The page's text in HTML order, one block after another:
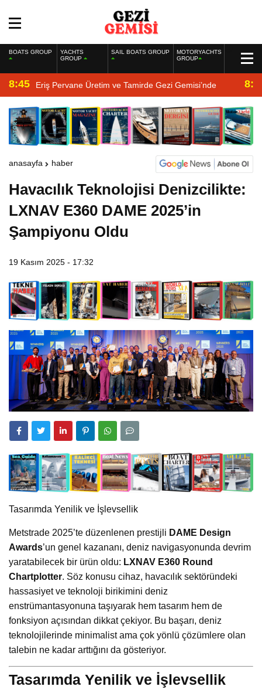
BOATS GROUP
YACHTS
GROUP
SAIL BOATS GROUP
MOTORYACHTS
GROUP
8:45 Eriş Pervane Üretim ve Tamirde Gezi Gemisi’nde
anasayfa haber
Havacılık Teknolojisi Denizcilikte:
LXNAV E360 DAME 2025’in
Şampiyonu Oldu
19 Kasım 2025 - 17:32
Tasarımda Yenilik ve İşlevsellik
Metstrade 2025’te düzenlenen prestijli DAME Design
Awards’un genel kazananı, deniz navigasyonunda devrim
yaratabilecek bir ürün oldu: LXNAV E360 Round
Chartplotter. Söz konusu cihaz, havacılık sektöründeki
hassasiyet ve teknoloji birikimini deniz
enstrümantasyonuna taşıyarak hem tasarım hem de
fonksiyon açısından dikkat çekiyor. Bu başarı, deniz
teknolojilerinde minimalist ama çok yönlü çözümlere olan
talebin ne kadar arttığını da gösteriyor.
Tasarımda Yenilik ve İşlevsellik